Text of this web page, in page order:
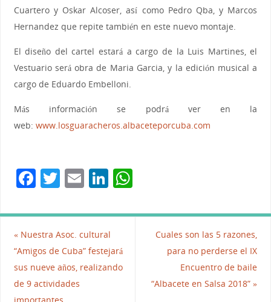
Cuartero y Oskar Alcoser, así como Pedro Qba, y Marcos
Hernandez que repite también en este nuevo montaje.
El diseño del cartel estará a cargo de la Luis Martines, el
Vestuario será obra de Maria Garcia, y la edición musical a
cargo de Eduardo Embelloni.
Más información se podrá ver en la
web: www.losguaracheros.albaceteporcuba.com
F
c
e
b
o
o
T
itt
er
E
ai
l
Li
k
e
dI
n
W
at
«Nuestra Asoc. cultural
“Amigos de Cuba” festejará
sus nueve años, realizando
de 9 actividades
Cuales son las 5 razones,
para no perderse el IX
Encuentro de baile
“Albacete en Salsa 2018”»